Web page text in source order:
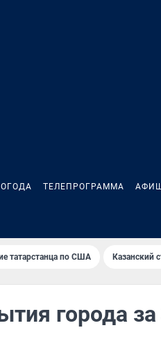
ТЕЛЕПРОГРАММА
татарстанца по США Казанский
города